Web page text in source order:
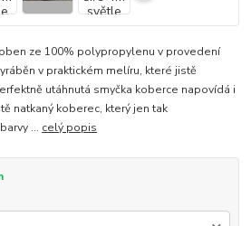
ze 100% polypropylenu v provedení
v praktickém melíru, které jistě
utáhnutá smyčka koberce napovídá i
natkaný koberec, který jen tak
... celý popis